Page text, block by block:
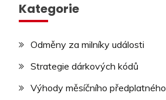
Kategorie
Odměny za milníky události
Strategie dárkových kódů
Výhody měsíčního předplatného